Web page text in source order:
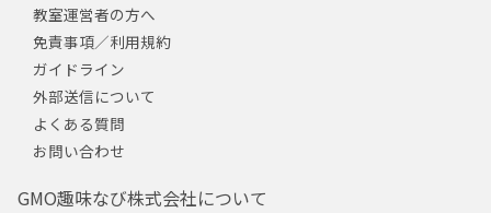
教室運営者の方へ
免責事項／利用規約
ガイドライン
外部送信について
よくある質問
お問い合わせ
GMO趣味なび株式会社について